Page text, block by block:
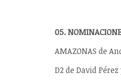
05.
AMAZONAS de
D2 de David